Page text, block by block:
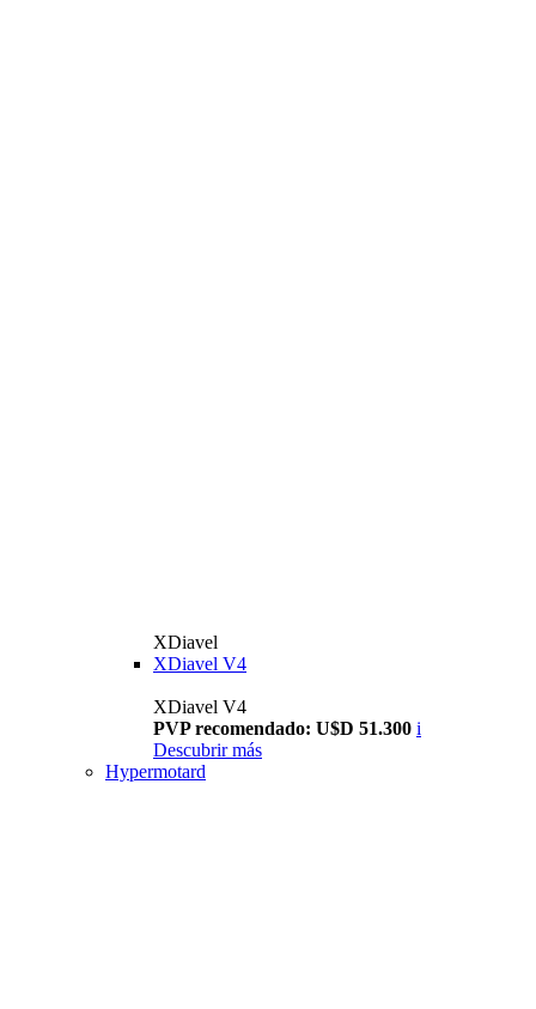
XDiavel
XDiavel V4
XDiavel V4
PVP recomendado: U$D 51.300 i
Descubrir más
Hypermotard